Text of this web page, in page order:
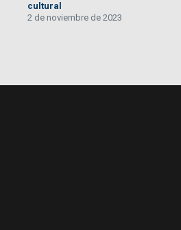
cultural
2 de noviembre de 2023